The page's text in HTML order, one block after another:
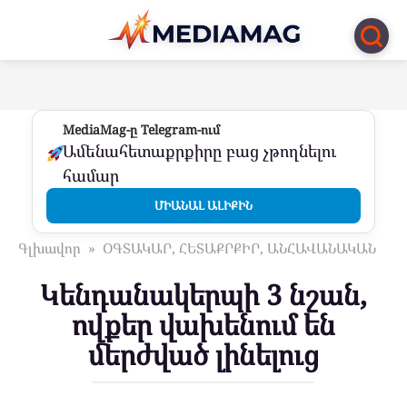
Перейти
контенту
MediaMag-ը Telegram-ում
Ամենահետաքրքիրը բաց չթողնելու
համար
ՄԻԱՆԱԼ ԱԼԻՔԻՆ
Գլխավոր » ՕԳՏԱԿԱՐ, ՀԵՏԱՔՐՔԻՐ, ԱՆՀԱՎԱՆԱԿԱՆ
Կենդանակերպի 3 նշան,
ովքեր վախենում են
մերժված լինելուց